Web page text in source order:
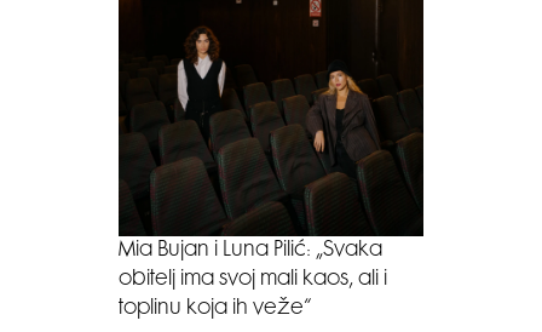
Mia Bujan i Luna Pilić: „Svaka
obitelj ima svoj mali kaos, ali i
toplinu koja ih veže“